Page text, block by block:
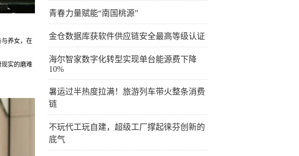
养女，在
实的磨难
青春力量赋能“南国桃源”
金仓数据库获软件供应链安全最高等级认证
海尔智家数字化转型实现单台能源费下降
10%
暑运过半热度拉满！旅游列车带火整条消费
链
不玩代工玩自建，超级工厂撑起徕芬创新的
底气